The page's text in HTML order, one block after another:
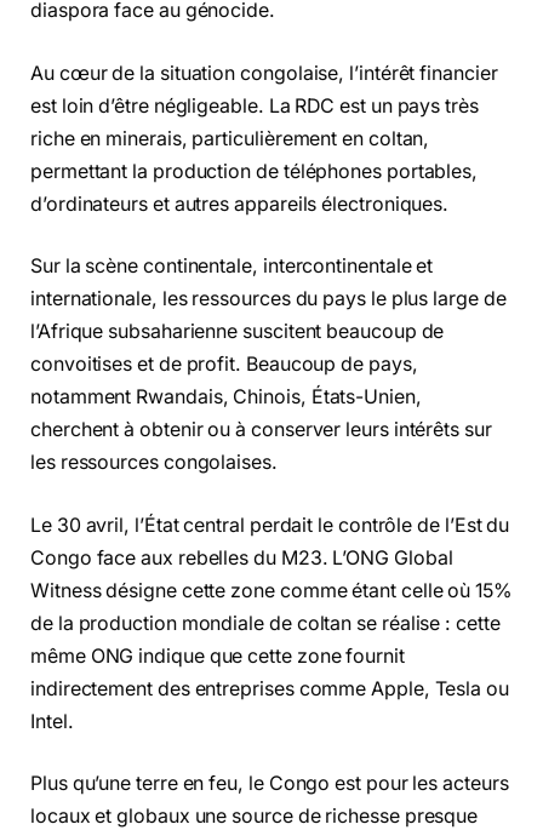
diaspora face au génocide.
Au cœur de la situation congolaise, l’intérêt financier
est loin d’être négligeable. La RDC est un pays très
riche en minerais, particulièrement en coltan,
permettant la production de téléphones portables,
d’ordinateurs et autres appareils électroniques.
Sur la scène continentale, intercontinentale et
internationale, les ressources du pays le plus large de
l’Afrique subsaharienne suscitent beaucoup de
convoitises et de profit. Beaucoup de pays,
notamment Rwandais, Chinois, États-Unien,
cherchent à obtenir ou à conserver leurs intérêts sur
les ressources congolaises.
Le 30 avril, l’État central perdait le contrôle de l’Est du
Congo face aux rebelles du M23. L’ONG Global
Witness désigne cette zone comme étant celle où 15%
de la production mondiale de coltan se réalise : cette
même ONG indique que cette zone fournit
indirectement des entreprises comme Apple, Tesla ou
Intel.
Plus qu’une terre en feu, le Congo est pour les acteurs
locaux et globaux une source de richesse presque